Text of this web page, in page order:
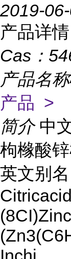
2019-
产品详情
Cas：
产品名称
产品 >
简介 中
枸橼酸
英文别名